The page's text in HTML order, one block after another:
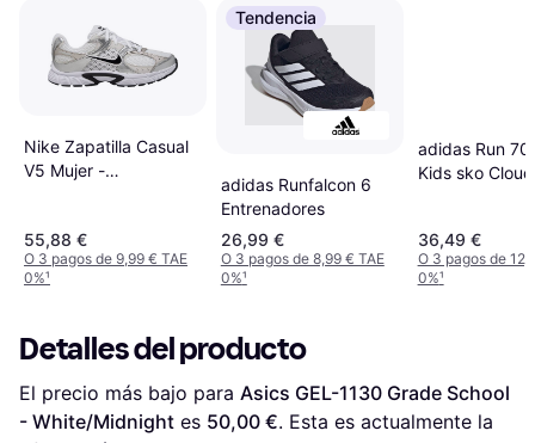
Nike Zapatilla Casual
V5 Mujer -
55,88 €
O 3 pagos de 9,99 € TAE
0%¹
Tendencia
adidas Runfalcon 6
Entrenadores
26,99 €
O 3 pagos de 8,99 € TAE
0%¹
adidas Run
Kids sko
36,49 €
O 3 pagos de
0%¹
Detalles del producto
El precio más bajo para Asics GEL-1130 Grade School
- White/Midnight es 50,00 €. Esta es actualmente la